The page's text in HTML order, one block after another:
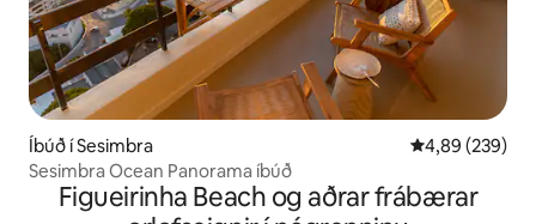
Íbúð í Sesimbra 4,89 af 5 í
4,89 (239)
Sesimbra Ocean Panorama íbúð
Figueirinha Beach og aðrar frábærar